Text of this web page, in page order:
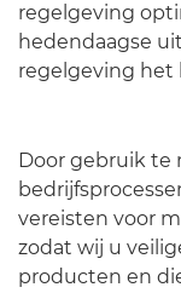
regelgeving
hedendaagse
regelgeving het
Door gebruik te
vereisten voor
zodat wij u
producten en